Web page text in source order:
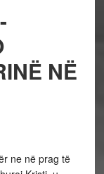
NË
ne në prag të